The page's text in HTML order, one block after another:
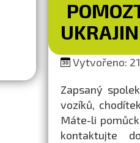
Vytvořeno:
Zapsaný
vozíků,
Máte-li
kontaktujte